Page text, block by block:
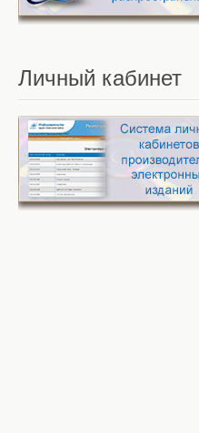
Личный кабинет